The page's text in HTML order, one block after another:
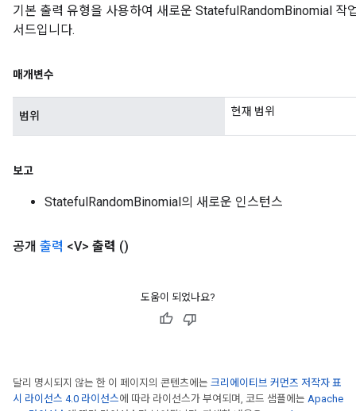
기본 출력 유형을 사용하여 새로운 StatefulRandomBinomial 작
서드입니다.
매개변수
범위 현재 범위
보고
StatefulRandomBinomial의 새로운 인스턴스
공개 출력 <V> 출력 ()
도움이 되었나요?
달리 명시되지 않는 한 이 페이지의 콘텐츠에는 크리에이티브 커먼즈 저작자 표
시 라이선스 4.0 라이선스에 따라 라이선스가 부여되며, 코드 샘플에는 Apache